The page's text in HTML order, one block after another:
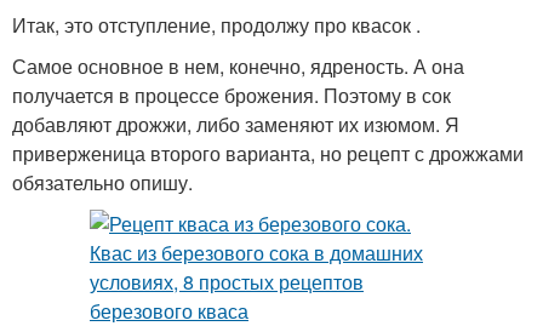
Итак, это отступление, продолжу про квасок .
Самое основное в нем, конечно, ядреность. А она
получается в процессе брожения. Поэтому в сок
добавляют дрожжи, либо заменяют их изюмом. Я
приверженица второго варианта, но рецепт с дрожжами
обязательно опишу.